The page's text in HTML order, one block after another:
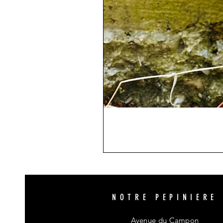
NOTRE PEPINIERE
Avenue du Campon